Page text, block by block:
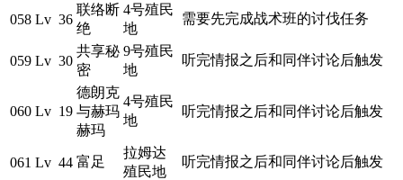
058 Lv 36
联络断
绝
4号殖民
地
需要先完成战术班的讨伐任务
059 Lv 30
共享秘
密
9号殖民
地
听完情报之后和同伴讨论后触发
060 Lv 19
德朗克
与赫玛
赫玛
4号殖民
地
听完情报之后和同伴讨论后触发
061 Lv 44 富足
拉姆达
殖民地
听完情报之后和同伴讨论后触发